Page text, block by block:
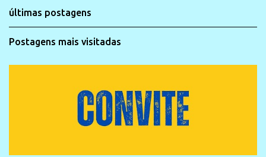
últimas postagens
Postagens mais visitadas